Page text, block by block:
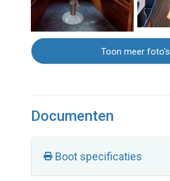
Toon meer foto's
Documenten
Boot specificaties